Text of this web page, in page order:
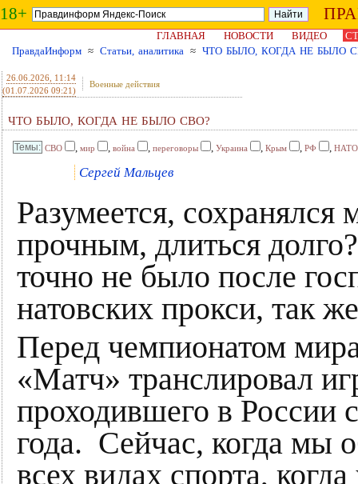
18+
ГЛАВНАЯ НОВОСТИ ВИДЕО
ПравдаИнформ ≈ Статьи, аналитика ≈ ЧТО БЫЛО, КОГДА НЕ БЫЛО
26.06.2026 , 11:14
(01.07.2026 09:21)
Военные действия
ЧТО БЫЛО, КОГДА НЕ БЫЛО СВО?
СВО , мир , война , переговоры , Украина , Крым , РФ , НАТО
Сергей Мальцев
Разумеется,
прочным, длиться
точно не было после
натовских прокси, так
Перед чемпионатом
«Матч» транслировал
проходившего в России
года. Сейчас, когда мы
всех видах спорта,